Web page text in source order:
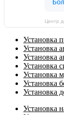
Центр
Установка
Установка
Установка
Установка
Установка
Установка
Установка
Установка